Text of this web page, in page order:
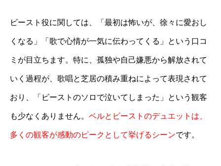
ビースト役に関しては、「最初は怖いが、徐々に愛おし
くなる」「歌で心情が一気に伝わってくる」という口コ
ミが目立ちます。特に、孤独や自己嫌悪から解放されて
いく過程が、歌唱と芝居の積み重ねによって表現されて
おり、「ビーストのソロで泣いてしまった」という観客
も少なくありません。 ベルとビーストのデュエットは、
多くの観客が感動のピークとして挙げるシーンです。